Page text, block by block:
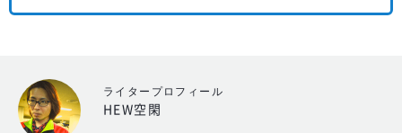
ライタープロフィール
HEW空閑